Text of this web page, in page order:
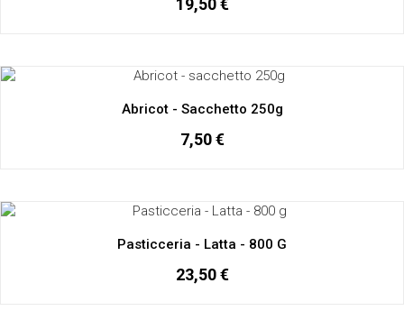
19,50 €
Abricot - Sacchetto 250g
7,50 €
Pasticceria - Latta - 800 G
23,50 €